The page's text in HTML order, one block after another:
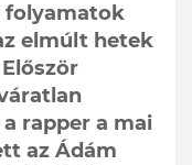
folyamatok
elmúlt hetek
rapper a mai
az Ádám